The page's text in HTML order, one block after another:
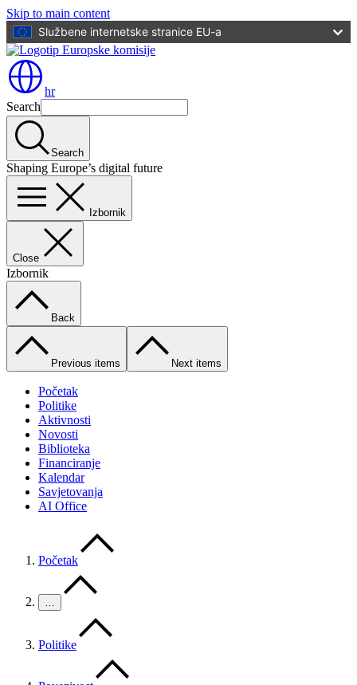
Skip to main content
Službene internetske stranice EU-a
hr
Search
Search
Shaping Europe’s digital future
Izbornik
Close
Izbornik
Back
Previous items Next items
Početak
Politike
Aktivnosti
Novosti
Biblioteka
Financiranje
Kalendar
Savjetovanja
AI Office
Početak
…
Politike